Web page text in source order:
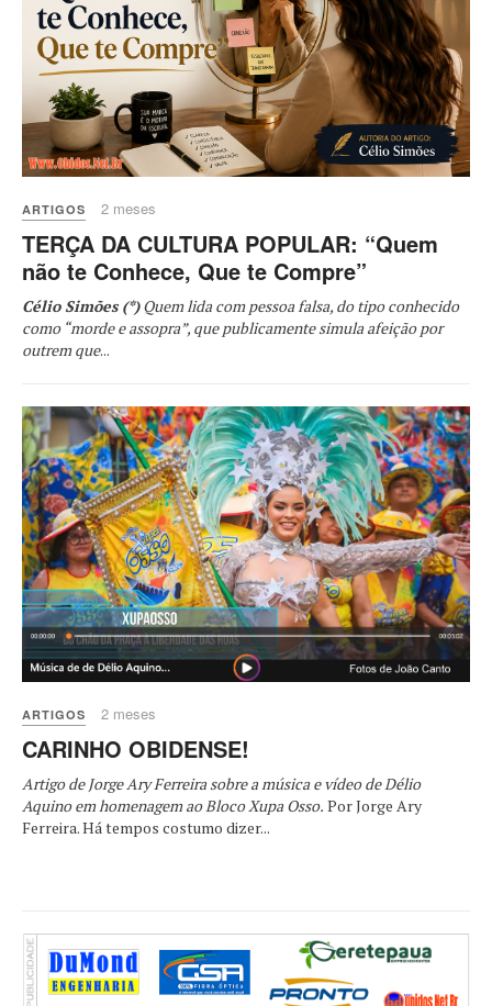
ARTIGOS 2 meses
TERÇA DA CULTURA POPULAR: “Quem
não te Conhece, Que te Compre”
Célio Simões (*) Quem lida com pessoa falsa, do tipo conhecido
como “morde e assopra”, que publicamente simula afeição por
outrem que...
ARTIGOS 2 meses
CARINHO OBIDENSE!
Artigo de Jorge Ary Ferreira sobre a música e vídeo de Délio
Aquino em homenagem ao Bloco Xupa Osso. Por Jorge Ary
Ferreira. Há tempos costumo dizer...